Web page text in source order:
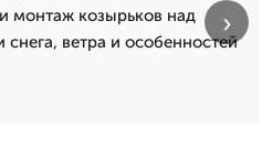
монтаж козырьков над
снега, ветра и особенностей
›